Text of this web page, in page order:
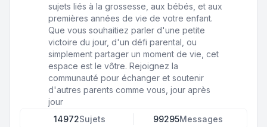
sujets liés à la grossesse, aux bébés, et aux
premières années de vie de votre enfant.
Que vous souhaitiez parler d'une petite
victoire du jour, d'un défi parental, ou
simplement partager un moment de vie, cet
espace est le vôtre. Rejoignez la
communauté pour échanger et soutenir
d'autres parents comme vous, jour après
jour
14972Sujets 99295Messages